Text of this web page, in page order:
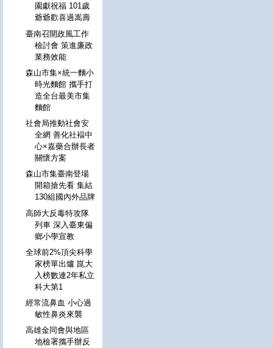
園獻祝福 101歲
爺爺歡喜過嵩壽
臺南召開政風工作
檢討會 策進廉政
業務效能
森山市集×統一麵小
時光麵館 攜手打
造全台最美市集
麵館
社會局推動社會安
全網 善化社褔中
心×嘉藥合辦長者
關懷方案
森山市集臺南登場
開箱搶先看 集結
130組國內外品牌
高師大反毒特攻隊
列車 深入臺東偏
鄉小學宣教
全球前2%頂尖科學
家榜單出爐 崑大
入榜數連2年私立
科大第1
經常流鼻血 小心過
敏性鼻炎來襲
高雄金同會與地區
地檢署攜手辦反